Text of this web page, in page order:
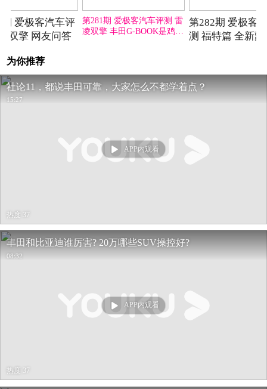
爱极客汽车评
双擎 网友问答
第281期 爱极客汽车评测 雷
凌双擎 丰田G-BOOK是鸡腿
第282期 爱极客
测 福特篇 全新
为你推荐
社论11，都说丰田可靠，大家怎么不都学着点？
15:27
APP内观看
热度 37
丰田和比亚迪谁厉害? 20万哪些SUV操控好?
08:32
APP内观看
热度 37